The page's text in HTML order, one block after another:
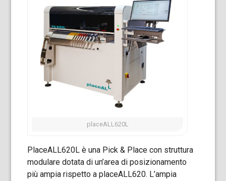
placeALL620L
PlaceALL620L è una Pick & Place con struttura
modulare dotata di un’area di posizionamento
più ampia rispetto a placeALL620. L’ampia